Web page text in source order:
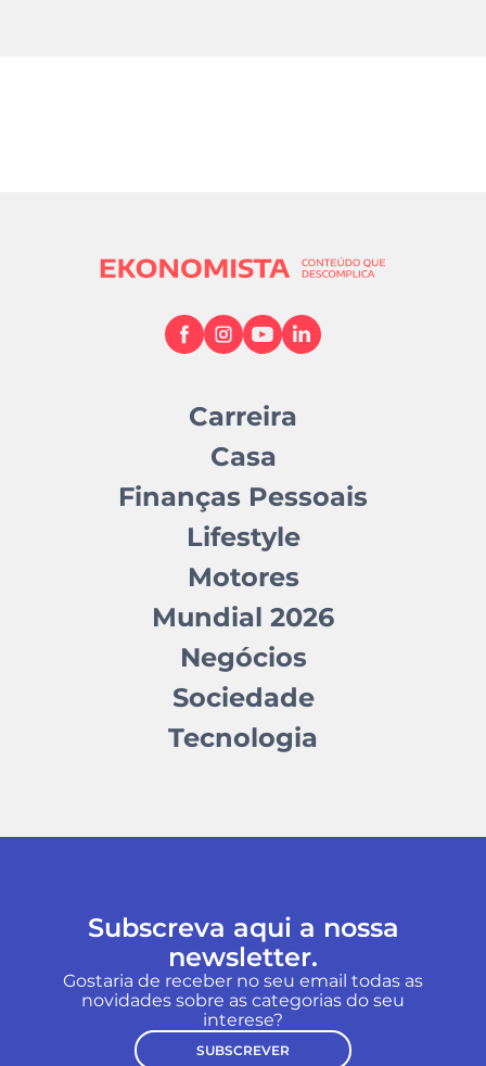
Carreira
Casa
Finanças Pessoais
Lifestyle
Motores
Mundial 2026
Negócios
Sociedade
Tecnologia
Subscreva aqui a nossa
newsletter.
Gostaria de receber no seu email todas as
novidades sobre as categorias do seu
interese?
SUBSCREVER